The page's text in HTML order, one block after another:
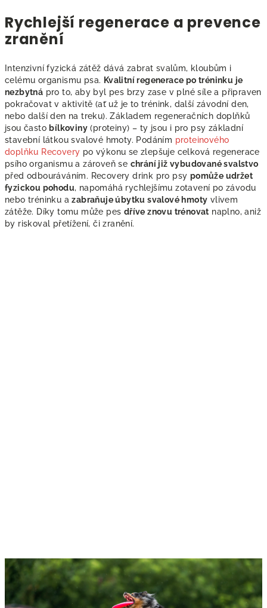
Rychlejší regenerace a prevence
zranění
Intenzivní fyzická zátěž dává zabrat svalům, kloubům i
celému organismu psa. Kvalitní regenerace po tréninku je
nezbytná pro to, aby byl pes brzy zase v plné síle a připraven
pokračovat v aktivitě (ať už je to trénink, další závodní den,
nebo další den na treku). Základem regeneračních doplňků
jsou často bílkoviny (proteiny) – ty jsou i pro psy základní
stavební látkou svalové hmoty. Podáním proteinového
doplňku Recovery po výkonu se zlepšuje celková regenerace
psího organismu a zároveň se chrání již vybudované svalstvo
před odbouráváním. Recovery drink pro psy pomůže udržet
fyzickou pohodu, napomáhá rychlejšímu zotavení po závodu
nebo tréninku azabraňuje úbytku svalové hmoty vlivem
zátěže. Díky tomu může pes dříve znovu trénovat naplno, aniž
by riskoval přetížení, či zranění.